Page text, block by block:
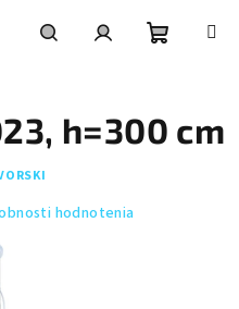
košík
h=300 cm
hodnotenia